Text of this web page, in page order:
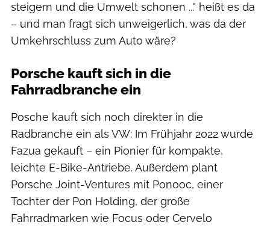
steigern und die Umwelt schonen ..." heißt es da
– und man fragt sich unweigerlich, was da der
Umkehrschluss zum Auto wäre?
Porsche kauft sich in die
Fahrradbranche ein
Posche kauft sich noch direkter in die
Radbranche ein als VW: Im Frühjahr 2022 wurde
Fazua gekauft – ein Pionier für kompakte,
leichte E-Bike-Antriebe. Außerdem plant
Porsche Joint-Ventures mit Ponooc, einer
Tochter der Pon Holding, der große
Fahrradmarken wie Focus oder Cervelo